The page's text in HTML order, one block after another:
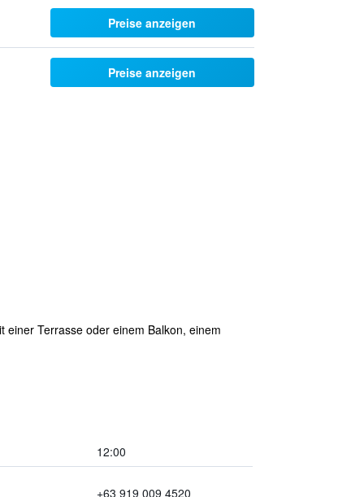
Preise anzeigen
Preise anzeigen
einer Terrasse oder einem Balkon, einem
12:00
+63 919 009 4520